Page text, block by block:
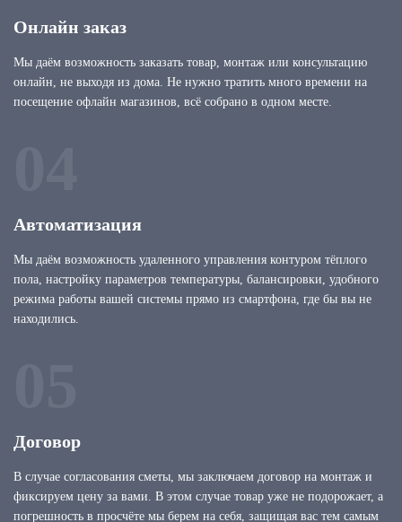
Онлайн заказ
Мы даём возможность заказать товар, монтаж или консультацию
онлайн, не выходя из дома. Не нужно тратить много времени на
посещение офлайн магазинов, всё собрано в одном месте.
Автоматизация
Мы даём возможность удаленного управления контуром тёплого
пола, настройку параметров температуры, балансировки, удобного
режима работы вашей системы прямо из смартфона, где бы вы не
находились.
Договор
В случае согласования сметы, мы заключаем договор на монтаж и
фиксируем цену за вами. В этом случае товар уже не подорожает, а
погрешность в просчёте мы берем на себя, защищая вас тем самым